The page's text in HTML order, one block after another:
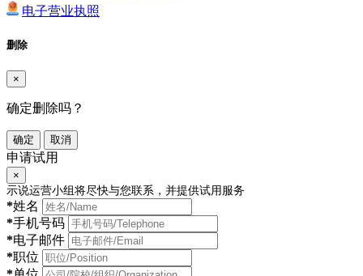
电子营业执照
删除
×
确定删除吗？
确定 取消
申请试用
×
示说运营小组将尽快与您联系，并提供试用服务
*姓名
*手机号码
*电子邮件
*职位